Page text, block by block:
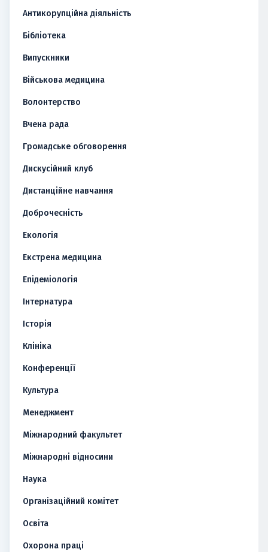
Антикорупційна діяльність
Бібліотека
Випускники
Військова медицина
Волонтерство
Вчена рада
Громадське обговорення
Дискусійний клуб
Дистанційне навчання
Доброчесність
Екологія
Екстрена медицина
Епідеміологія
Інтернатура
Історія
Клініка
Конференції
Культура
Менеджмент
Міжнародний факультет
Міжнародні відносини
Наука
Організаційний комітет
Освіта
Охорона праці